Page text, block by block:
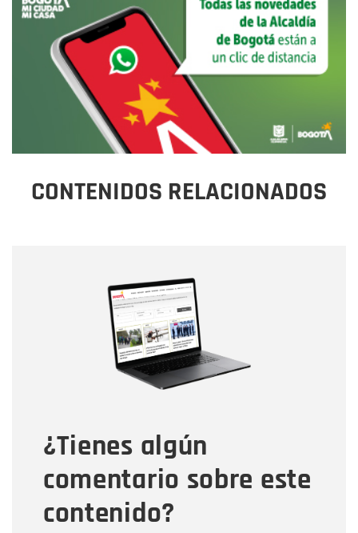
CONTENIDOS RELACIONADOS
¿Tienes algún
comentario sobre este
contenido?
Correo electrónico
Tipo de comentario
Mensaje